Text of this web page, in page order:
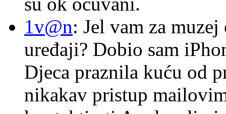
1v@n: Jel vam za
uređaji? Dobio sam
Djeca praznila kuću od
nikakav pristup